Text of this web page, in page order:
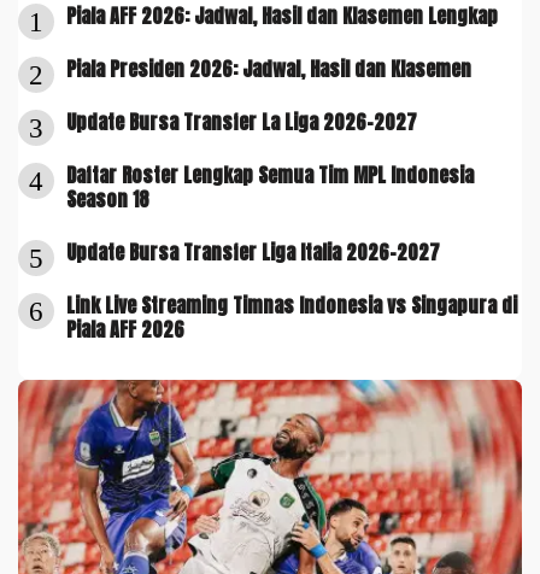
1 Piala AFF 2026: Jadwal, Hasil dan Klasemen Lengkap
2 Piala Presiden 2026: Jadwal, Hasil dan Klasemen
3 Update Bursa Transfer La Liga 2026-2027
4
Daftar Roster Lengkap Semua Tim MPL Indonesia
Season 18
5 Update Bursa Transfer Liga Italia 2026-2027
6
Link Live Streaming Timnas Indonesia vs Singapura di
Piala AFF 2026
Video